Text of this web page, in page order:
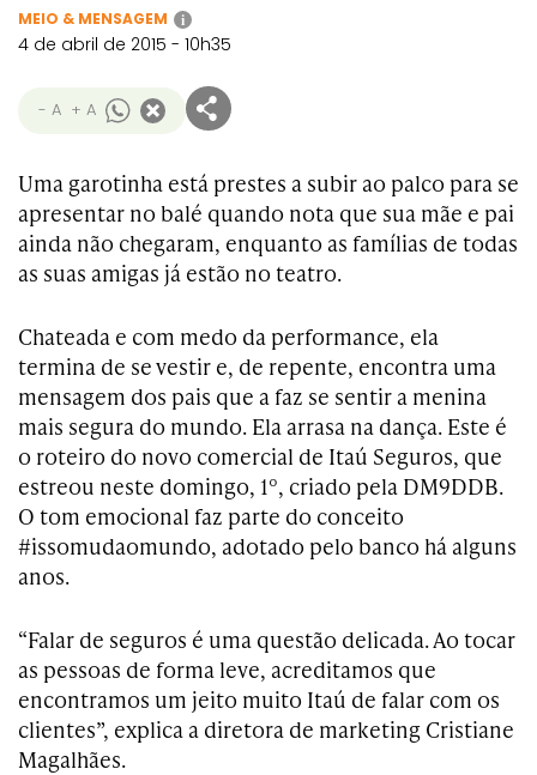
MEIO & MENSAGEM i
4 de abril de 2015 - 10h35
- A + A
Uma garotinha está prestes a subir ao palco para se
apresentar no balé quando nota que sua mãe e pai
ainda não chegaram, enquanto as famílias de todas
as suas amigas já estão no teatro.
Chateada e com medo da performance, ela
termina de se vestir e, de repente, encontra uma
mensagem dos pais que a faz se sentir a menina
mais segura do mundo. Ela arrasa na dança. Este é
o roteiro do novo comercial de Itaú Seguros, que
estreou neste domingo, 1º, criado pela DM9DDB.
O tom emocional faz parte do conceito
#issomudaomundo, adotado pelo banco há alguns
anos.
“Falar de seguros é uma questão delicada. Ao tocar
as pessoas de forma leve, acreditamos que
encontramos um jeito muito Itaú de falar com os
clientes”, explica a diretora de marketing Cristiane
Magalhães.